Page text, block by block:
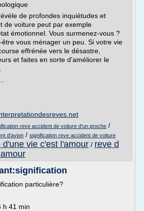
de profondes inquiétudes et
de voiture peut par exemple
émotionnel. Vous surmenez-vous ?
vous ménager un peu. Si votre vie
effrénée vers le désastre,
et faites en sorte d'améliorer le
reve accident de voiture d'un proche /
d'avion / signification reve accident de voiture
d'une vie c'est l'amour / reve d
particulière?
h 41 min